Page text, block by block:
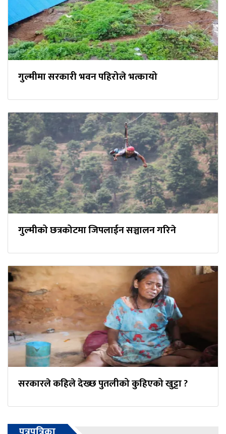
गुल्मीमा सरकारी भवन पहिरोले भत्कायो
गुल्मीको छत्रकोटमा जिपलाईन सञ्चालन गरिने
सरकारले कहिले देख्छ पुतलीको कुहिएको खुट्टा ?